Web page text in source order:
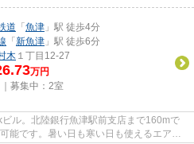
道 「 魚津 」駅 徒歩4分
「 新魚津 」駅 徒歩6分
木 １丁目12-27
万円
募集中： 2室
ル。北陸銀行魚津駅前支店まで160mで
能です。暑い日も寒い日も使えるエアコ